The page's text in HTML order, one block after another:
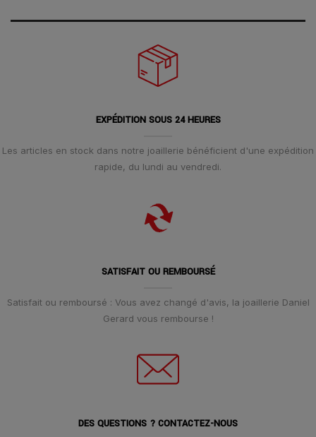
EXPÉDITION SOUS 24 HEURES
Les articles en stock dans notre joaillerie bénéficient d'une expédition
rapide, du lundi au vendredi.
SATISFAIT OU REMBOURSÉ
Satisfait ou remboursé : Vous avez changé d'avis, la joaillerie Daniel
Gerard vous rembourse !
DES QUESTIONS ? CONTACTEZ-NOUS